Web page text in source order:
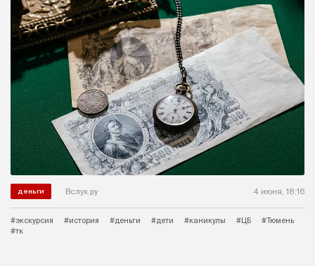
деньги Вслух.ру 4 июня, 18:16
#экскурсия #история #деньги #дети #каникулы #ЦБ
#Тюмень
#тк